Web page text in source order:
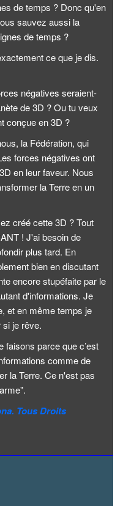
de temps ? Donc qu'en
sauvez aussi la
de temps ?
ce que je dis.
négatives seraient-
de 3D ? Ou tu veux
conçue en 3D ?
la Fédération, qui
forces négatives ont
en leur faveur. Nous
la Terre en un
créé cette 3D ? Tout
! J'ai besoin de
plus tard. En
bien en discutant
encore stupéfaite par le
d'informations. Je
et en même temps je
je rêve.
faisons parce que c’est
comme de
la Terre. Ce n'est pas
Tous Droits